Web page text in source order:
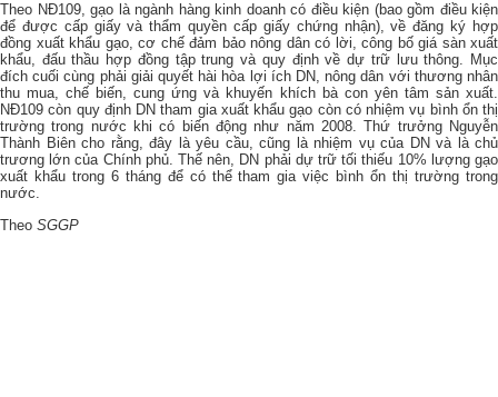
Theo NĐ109, gạo là ngành hàng kinh doanh có điều kiện (bao gồm điều kiện
để được cấp giấy và thẩm quyền cấp giấy chứng nhận), về đăng ký hợp
đồng xuất khẩu gạo, cơ chế đảm bảo nông dân có lời, công bố giá sàn xuất
khẩu, đấu thầu hợp đồng tập trung và quy định về dự trữ lưu thông. Mục
đích cuối cùng phải giải quyết hài hòa lợi ích DN, nông dân với thương nhân
thu mua, chế biến, cung ứng và khuyến khích bà con yên tâm sản xuất.
NĐ109 còn quy định DN tham gia xuất khẩu gạo còn có nhiệm vụ bình ổn thị
trường trong nước khi có biến động như năm 2008. Thứ trưởng Nguyễn
Thành Biên cho rằng, đây là yêu cầu, cũng là nhiệm vụ của DN và là chủ
trương lớn của Chính phủ. Thế nên, DN phải dự trữ tối thiếu 10% lượng gạo
xuất khẩu trong 6 tháng để có thể tham gia việc bình ổn thị trường trong
nước.
Theo SGGP